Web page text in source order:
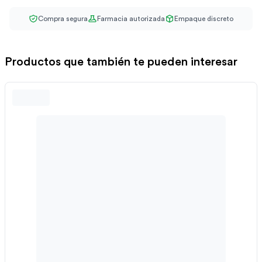
Compra segura Farmacia autorizada Empaque discreto
Productos que también te pueden interesar